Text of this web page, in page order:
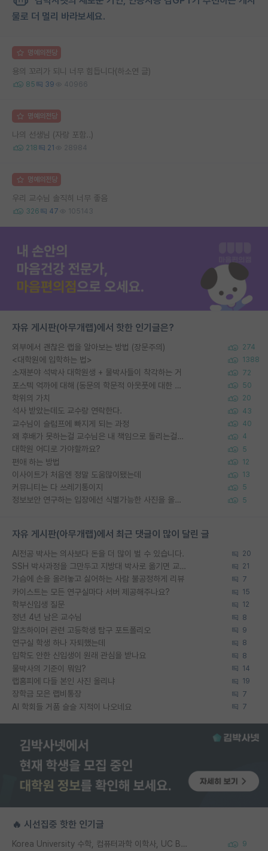
물로 더 멀리 바라보세요.
명예의전당
용의 꼬리가 되니 너무 힘듭니다(하소연 글)
85 39 40966
명예의전당
나의 선생님 (자랑 포함..)
218 21 28984
명예의전당
우리 교수님 솔직히 너무 좋음
326 47 105143
자유 게시판(아무개랩)에서 핫한 인기글은?
외부에서 괜찮은 랩을 알아보는 방법 (장문주의) 274
<대학원에 입학하는 법> 1388
소재분야 석박사 대학원생 + 물박사들이 착각하는 거 72
포스텍 억까에 대해 (동문의 학문적 아웃풋에 대한 반박) 50
학위의 가치 20
석사 받았는데도 교수랑 연락한다. 43
교수님이 슬럼프에 빠지게 되는 과정 40
왜 후배가 못하는걸 교수님은 내 책임으로 돌리는걸까요? 4
대학원 어디로 가야할까요? 5
편애 하는 방법 12
이사이트가 처음엔 정말 도움많이됐는데 13
커뮤니티는 다 쓰레기통이지 5
정보보안 연구하는 입장에선 식별가능한 사진을 올리는건 비추이긴함 5
자유 게시판(아무개랩)에서 최근 댓글이 많이 달린 글
AI전공 박사는 의사보다 돈을 더 많이 벌 수 있습니다. 20
SSH 박사과정을 그만두고 지방대 박사로 옮기면 교수의 꿈은 끝일까요? 21
가슴에 손을 올려놓고 싫어하는 사람 불공정하게 리뷰 7
카이스트는 모든 연구실마다 서버 제공해주나요? 15
학부신입생 질문 12
정년 4년 남은 교수님 8
알츠하이머 관련 고등학생 탐구 포트폴리오 9
연구실 학생 하나 자퇴했는데 8
입학도 안한 신입생이 원래 관심을 받나요 8
물박사의 기준이 뭐임? 14
랩홈피에 다들 본인 사진 올리냐 19
장학금 모은 랩비통장 7
AI 학회들 거품 슬슬 지적이 나오네요 7
🔥 시선집중 핫한 인기글
Korea University 수학, 컴퓨터과학 이학사, UC Berkeley 산업공학 대학원 공학박사가 되는 것은 쉽지 않겠죠? 9